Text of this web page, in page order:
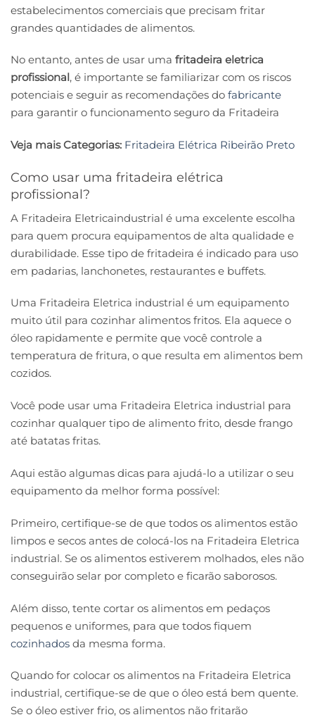
estabelecimentos comerciais que precisam fritar
grandes quantidades de alimentos.
No entanto, antes de usar uma fritadeira eletrica
profissional, é importante se familiarizar com os riscos
potenciais e seguir as recomendações do fabricante
para garantir o funcionamento seguro da Fritadeira
Veja mais Categorias: Fritadeira Elétrica Ribeirão Preto
Como usar uma fritadeira elétrica
profissional?
A Fritadeira Eletricaindustrial é uma excelente escolha
para quem procura equipamentos de alta qualidade e
durabilidade. Esse tipo de fritadeira é indicado para uso
em padarias, lanchonetes, restaurantes e buffets.
Uma Fritadeira Eletrica industrial é um equipamento
muito útil para cozinhar alimentos fritos. Ela aquece o
óleo rapidamente e permite que você controle a
temperatura de fritura, o que resulta em alimentos bem
cozidos.
Você pode usar uma Fritadeira Eletrica industrial para
cozinhar qualquer tipo de alimento frito, desde frango
até batatas fritas.
Aqui estão algumas dicas para ajudá-lo a utilizar o seu
equipamento da melhor forma possível:
Primeiro, certifique-se de que todos os alimentos estão
limpos e secos antes de colocá-los na Fritadeira Eletrica
industrial. Se os alimentos estiverem molhados, eles não
conseguirão selar por completo e ficarão saborosos.
Além disso, tente cortar os alimentos em pedaços
pequenos e uniformes, para que todos fiquem
cozinhados da mesma forma.
Quando for colocar os alimentos na Fritadeira Eletrica
industrial, certifique-se de que o óleo está bem quente.
Se o óleo estiver frio, os alimentos não fritarão